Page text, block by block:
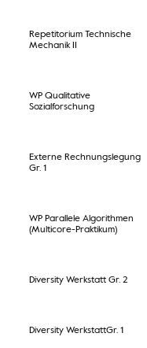
Repetitorium Technische
Mechanik II
WP Qualitative
Sozialforschung
Externe Rechnungslegung
Gr. 1
WP Parallele Algorithmen
(Multicore-Praktikum)
Diversity Werkstatt Gr. 2
Diversity WerkstattGr. 1